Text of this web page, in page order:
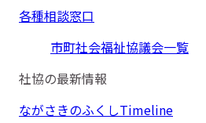
各種相談窓口
市町社会福祉協議会一覧
社協の最新情報
ながさきのふくしTimeline